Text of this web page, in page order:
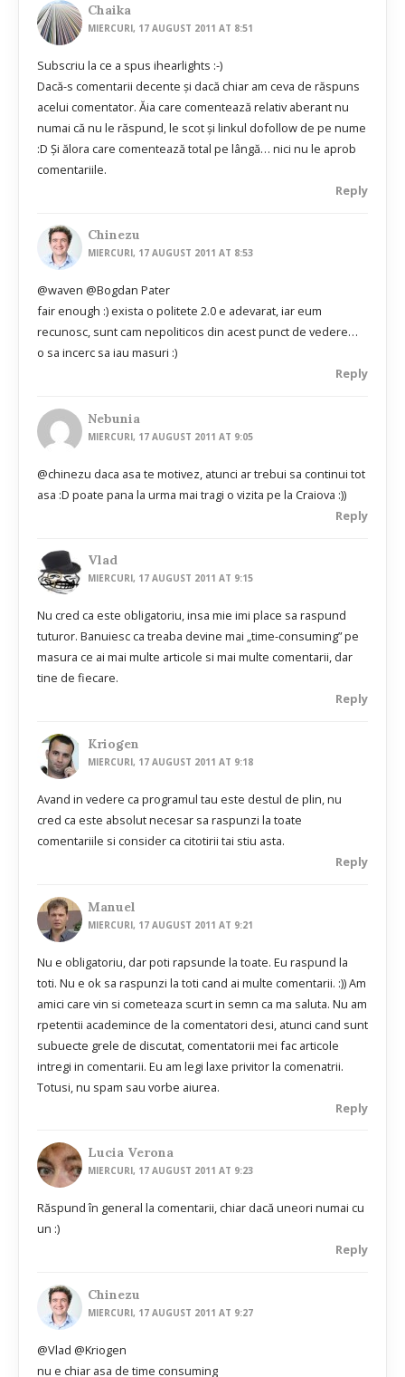
Chaika
MIERCURI, 17 AUGUST 2011 AT 8:51
Subscriu la ce a spus ihearlights :-)
Dacă-s comentarii decente şi dacă chiar am ceva de răspuns
acelui comentator. Ăia care comentează relativ aberant nu
numai că nu le răspund, le scot şi linkul dofollow de pe nume
:D Şi ălora care comentează total pe lângă… nici nu le aprob
comentariile.
Reply
Chinezu
MIERCURI, 17 AUGUST 2011 AT 8:53
@waven @Bogdan Pater
fair enough :) exista o politete 2.0 e adevarat, iar eum
recunosc, sunt cam nepoliticos din acest punct de vedere…
o sa incerc sa iau masuri :)
Reply
Nebunia
MIERCURI, 17 AUGUST 2011 AT 9:05
@chinezu daca asa te motivez, atunci ar trebui sa continui tot
asa :D poate pana la urma mai tragi o vizita pe la Craiova :))
Reply
Vlad
MIERCURI, 17 AUGUST 2011 AT 9:15
Nu cred ca este obligatoriu, insa mie imi place sa raspund
tuturor. Banuiesc ca treaba devine mai „time-consuming” pe
masura ce ai mai multe articole si mai multe comentarii, dar
tine de fiecare.
Reply
Kriogen
MIERCURI, 17 AUGUST 2011 AT 9:18
Avand in vedere ca programul tau este destul de plin, nu
cred ca este absolut necesar sa raspunzi la toate
comentariile si consider ca citotirii tai stiu asta.
Reply
Manuel
MIERCURI, 17 AUGUST 2011 AT 9:21
Nu e obligatoriu, dar poti rapsunde la toate. Eu raspund la
toti. Nu e ok sa raspunzi la toti cand ai multe comentarii. :)) Am
amici care vin si cometeaza scurt in semn ca ma saluta. Nu am
rpetentii academince de la comentatori desi, atunci cand sunt
subuecte grele de discutat, comentatorii mei fac articole
intregi in comentarii. Eu am legi laxe privitor la comenatrii.
Totusi, nu spam sau vorbe aiurea.
Reply
Lucia Verona
MIERCURI, 17 AUGUST 2011 AT 9:23
Răspund în general la comentarii, chiar dacă uneori numai cu
un :)
Reply
Chinezu
MIERCURI, 17 AUGUST 2011 AT 9:27
@Vlad @Kriogen
nu e chiar asa de time consuming